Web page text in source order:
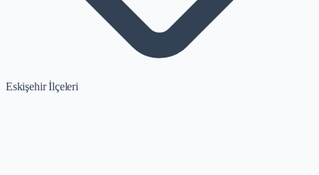
Eskişehir İlçeleri